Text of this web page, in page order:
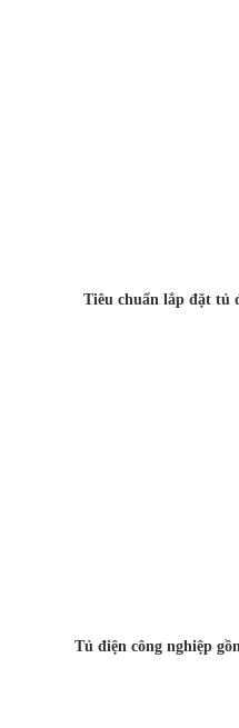
Tiêu chuẩn lắp đặt tủ
Tủ điện công nghiệp